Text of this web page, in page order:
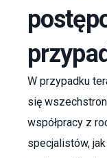
W przypadku
się
współpracy z
specjalistów,